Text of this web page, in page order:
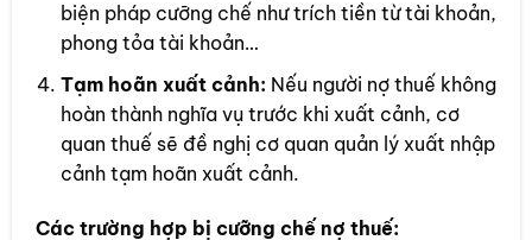
biện pháp cưỡng chế như trích tiền từ tài khoản,
phong tỏa tài khoản…
Tạm hoãn xuất cảnh: Nếu người nợ thuế không
hoàn thành nghĩa vụ trước khi xuất cảnh, cơ
quan thuế sẽ đề nghị cơ quan quản lý xuất nhập
cảnh tạm hoãn xuất cảnh.
Các trường hợp bị cưỡng chế nợ thuế: